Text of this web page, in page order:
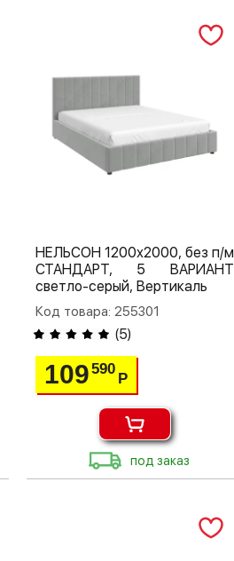
НЕЛЬСОН 1200х2000, без п/м
СТАНДАРТ, 5 ВАРИАНТ
светло-серый, Вертикаль
Код товара: 255301
(5)
109590
Р
под заказ